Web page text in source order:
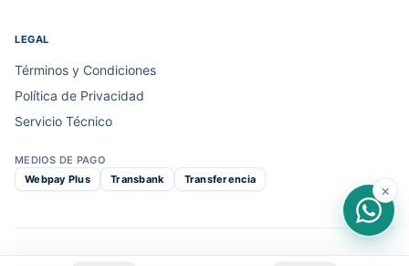
LEGAL
Términos y Condiciones
Política de Privacidad
Servicio Técnico
MEDIOS DE PAGO
Webpay Plus
Transbank Transferencia
×